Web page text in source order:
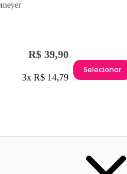
R$ 39,90
3x R$ 14,79
Selecionar